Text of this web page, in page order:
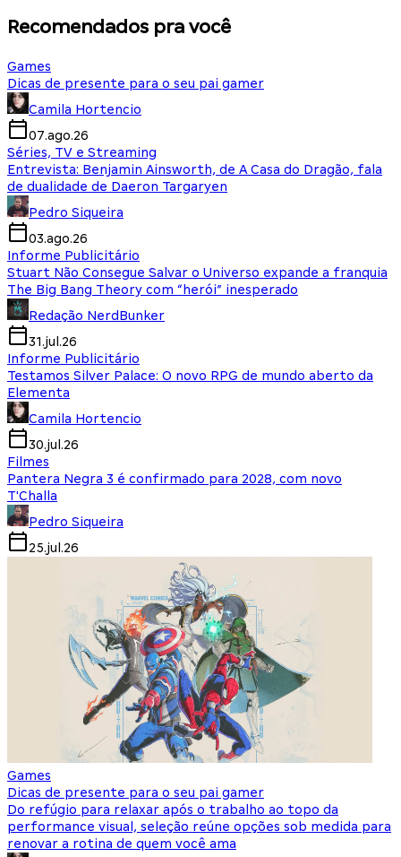
Recomendados pra você
Games
Dicas de presente para o seu pai gamer
Camila Hortencio
07.ago.26
Séries, TV e Streaming
Entrevista: Benjamin Ainsworth, de A Casa do Dragão, fala
de dualidade de Daeron Targaryen
Pedro Siqueira
03.ago.26
Informe Publicitário
Stuart Não Consegue Salvar o Universo expande a franquia
The Big Bang Theory com “herói” inesperado
Redação NerdBunker
31.jul.26
Informe Publicitário
Testamos Silver Palace: O novo RPG de mundo aberto da
Elementa
Camila Hortencio
30.jul.26
Filmes
Pantera Negra 3 é confirmado para 2028, com novo
T'Challa
Pedro Siqueira
25.jul.26
Games
Dicas de presente para o seu pai gamer
Do refúgio para relaxar após o trabalho ao topo da
performance visual, seleção reúne opções sob medida para
renovar a rotina de quem você ama